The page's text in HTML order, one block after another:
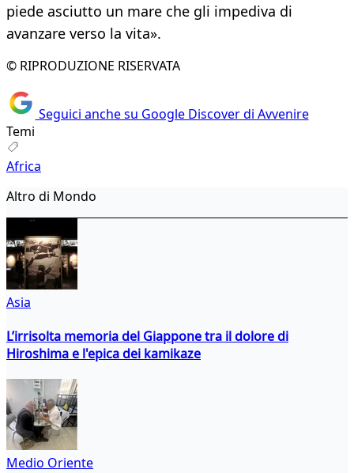
piede asciutto un mare che gli impediva di
avanzare verso la vita».
© RIPRODUZIONE RISERVATA
Seguici anche su Google Discover di Avvenire
Temi
Africa
Altro di Mondo
Asia
L’irrisolta memoria del Giappone tra il dolore di
Hiroshima e l'epica dei kamikaze
Medio Oriente